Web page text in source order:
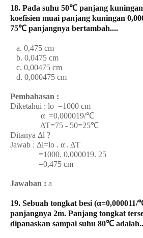
18. Pada suhu 50℃ panjang
koefisien muai panjang kuningan
75℃ panjangnya bertambah....
a. 0,475 cm
b. 0,0475 cm
c. 0,00475 cm
d. 0,000475 cm
Pembahasan :
Diketahui : lo =1000 cm
α =0,000019/℃
ΔT=75 - 50=25℃
Ditanya Δl ?
Jawab : Δl=lo . α . ΔT
=1000. 0,000019. 25
=0,475 cm
Jawaban : a
19. Sebuah tongkat besi
panjangnya 2m. Panjang tongkat
dipanaskan sampai suhu 80℃